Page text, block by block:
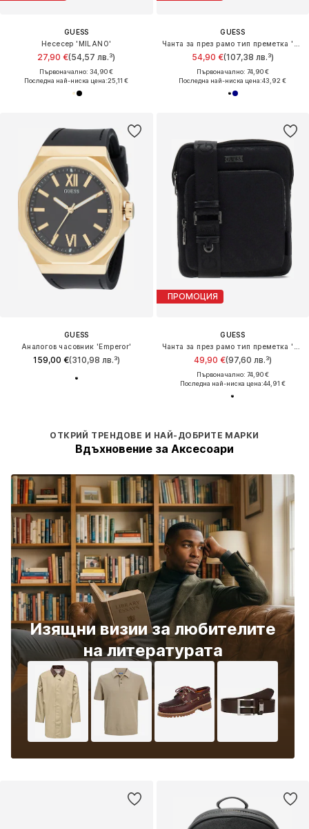
GUESS
Несесер 'MILANO'
27,90 €(54,57 лв.³)
Първоначално: 34,90 €
Последна най-ниска цена:25,11 €
GUESS
54,90 €(107,38 лв.³)
Първоначално: 74,90 €
Последна най-ниска цена:43,92 €
GUESS
Аналогов часовник 'Emperor'
159,00 €(310,98 лв.³)
ПРОМОЦИЯ
GUESS
49,90 €(97,60 лв.³)
Първоначално: 74,90 €
Последна най-ниска цена:44,91 €
ОТКРИЙ ТРЕНДОВЕ И НАЙ-ДОБРИТЕ МАРКИ
Вдъхновение за Аксесоари
Изящни визии за любителите
на литературата